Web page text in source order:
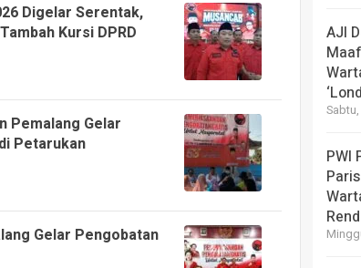
Digelar Serentak,
Kursi DPRD
Pemalang Gelar
Petarukan
Gelar Pengobatan
AJI
PWI